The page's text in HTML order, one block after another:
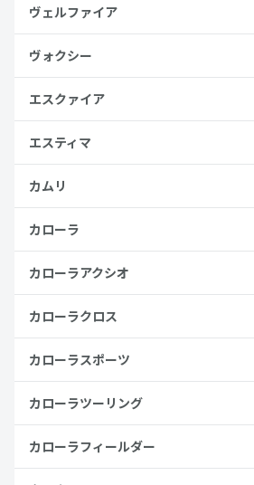
ヴェルファイア
ヴォクシー
エスクァイア
エスティマ
カムリ
カローラ
カローラアクシオ
カローラクロス
カローラスポーツ
カローラツーリング
カローラフィールダー